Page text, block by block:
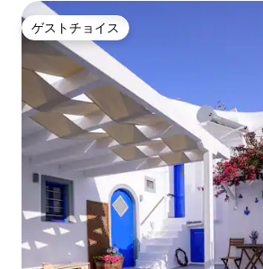
ゲストチョイス
ゲストチョイス